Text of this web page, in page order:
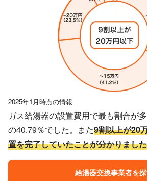
2025年1月時点の情報
ガス給湯器の設置費用で最も割合が
の40.79％でした。また9割以上が20
置を完了していたことが分かりまし
給湯器交換事業者を